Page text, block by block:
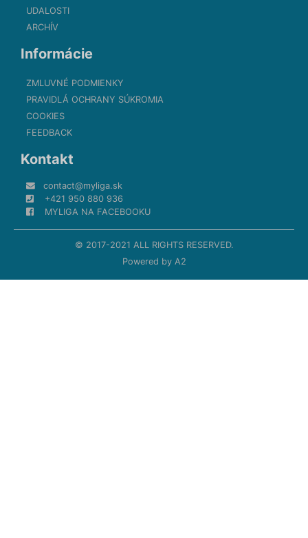
UDALOSTI
ARCHÍV
Informácie
ZMLUVNÉ PODMIENKY
PRAVIDLÁ OCHRANY SÚKROMIA
COOKIES
FEEDBACK
Kontakt
contact@myliga.sk
+421 950 880 936
MYLIGA NA FACEBOOKU
© 2017-2021 ALL RIGHTS RESERVED.
Powered by A2